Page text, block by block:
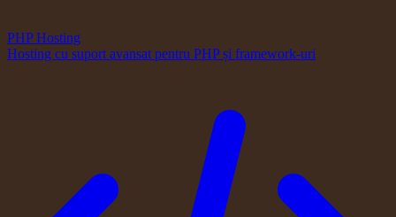
PHP Hosting
Hosting cu suport avansat pentru PHP și framework-uri